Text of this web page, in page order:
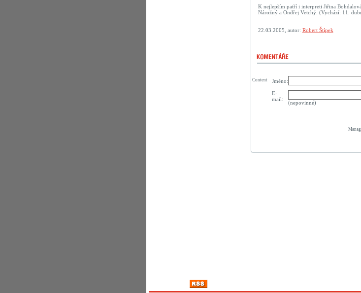
K nejlepším patří i interpreti Jiřina
Nárožný a Ondřej Vetchý. (Vychází: 11.
22.03.2005, autor: Robert Štípek
Jméno:
E-
mail:
(nepovinné)
Content